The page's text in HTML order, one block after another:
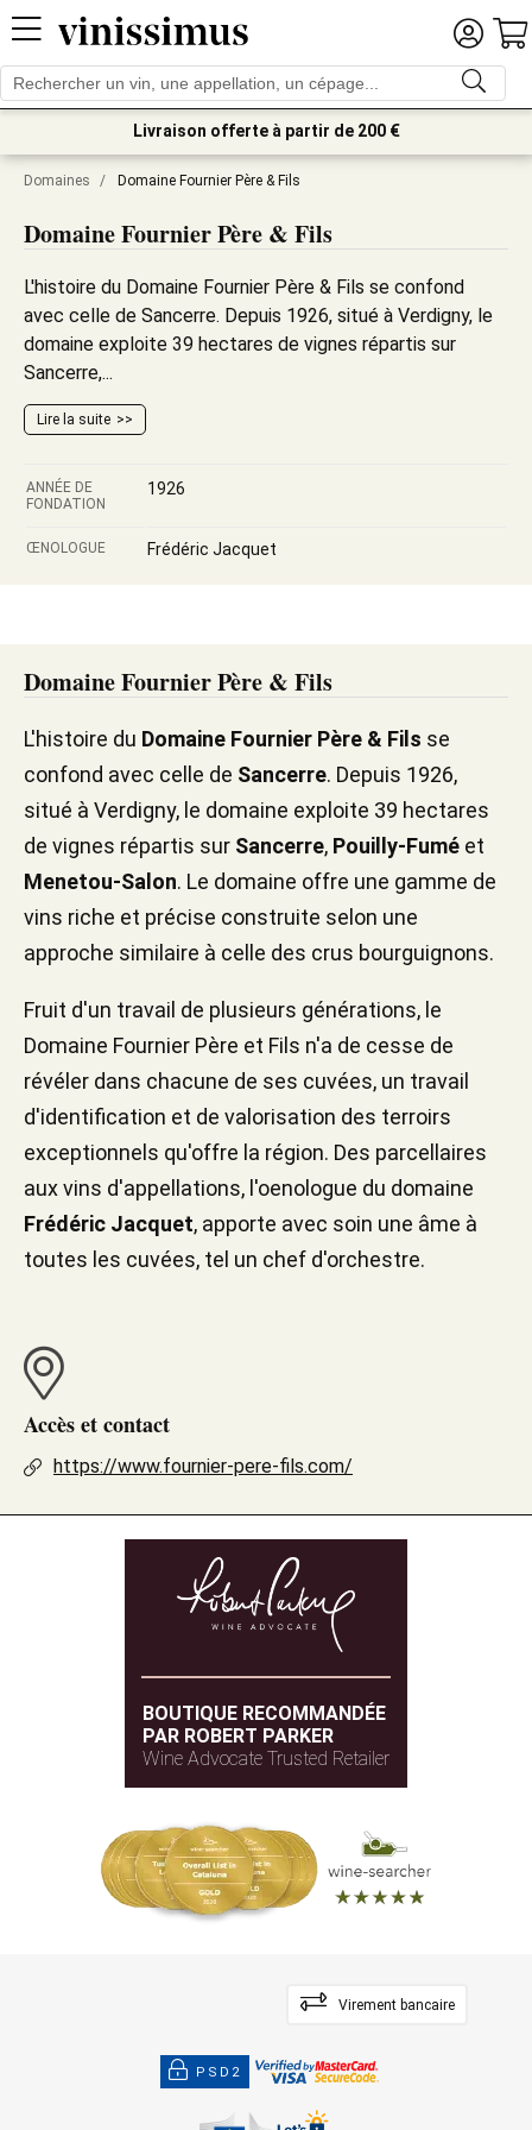
Livraison offerte à partir de 200 €
Domaines / Domaine Fournier Père & Fils
Domaine Fournier Père & Fils
L'histoire du Domaine Fournier Père & Fils se confond
avec celle de Sancerre. Depuis 1926, situé à Verdigny, le
domaine exploite 39 hectares de vignes répartis sur
Sancerre,...
Lire la suite
ANNÉE DE
FONDATION
1926
ŒNOLOGUE Frédéric Jacquet
Domaine Fournier Père & Fils
L'histoire du Domaine Fournier Père & Fils se
confond avec celle de Sancerre. Depuis 1926,
situé à Verdigny, le domaine exploite 39 hectares
de vignes répartis sur Sancerre, Pouilly-Fumé et
Menetou-Salon. Le domaine offre une gamme de
vins riche et précise construite selon une
approche similaire à celle des crus bourguignons.
Fruit d'un travail de plusieurs générations, le
Domaine Fournier Père et Fils n'a de cesse de
révéler dans chacune de ses cuvées, un travail
d'identification et de valorisation des terroirs
exceptionnels qu'offre la région. Des parcellaires
aux vins d'appellations, l'oenologue du domaine
Frédéric Jacquet, apporte avec soin une âme à
toutes les cuvées, tel un chef d'orchestre.
Accès et contact
https://www.fournier-pere-fils.com/
BOUTIQUE RECOMMANDÉE
PAR ROBERT PARKER
Wine Advocate Trusted Retailer
Virement bancaire
PSD2